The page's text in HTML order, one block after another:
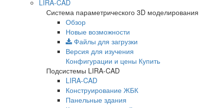
LIRA-CAD
Система параметрического 3D моделирования
Обзор
Новые возможности
Файлы для загрузки
Версия для изучения
Конфигурации и цены Купить
Подсистемы LIRA-CAD
LIRA-CAD
Конструирование ЖБК
Панельные здания